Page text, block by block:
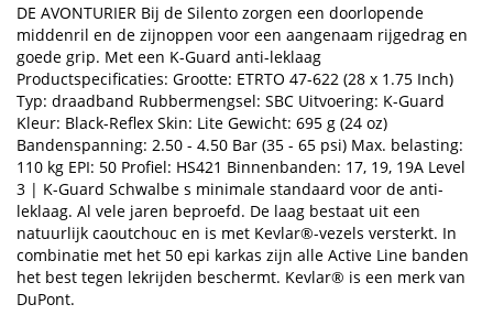
DE AVONTURIER Bij de Silento zorgen een doorlopende
middenril en de zijnoppen voor een aangenaam rijgedrag en
goede grip. Met een K-Guard anti-leklaag
Productspecificaties: Grootte: ETRTO 47-622 (28 x 1.75 Inch)
Typ: draadband Rubbermengsel: SBC Uitvoering: K-Guard
Kleur: Black-Reflex Skin: Lite Gewicht: 695 g (24 oz)
Bandenspanning: 2.50 - 4.50 Bar (35 - 65 psi) Max. belasting:
110 kg EPI: 50 Profiel: HS421 Binnenbanden: 17, 19, 19A Level
3 | K-Guard Schwalbe s minimale standaard voor de anti-
leklaag. Al vele jaren beproefd. De laag bestaat uit een
natuurlijk caoutchouc en is met Kevlar®-vezels versterkt. In
combinatie met het 50 epi karkas zijn alle Active Line banden
het best tegen lekrijden beschermt. Kevlar® is een merk van
DuPont.